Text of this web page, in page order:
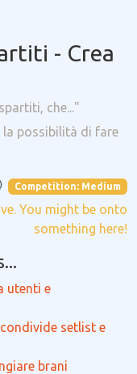
- Crea
che..."
la possibilità di fare
Competition: Medium
You might be onto
something here!
utenti e
setlist e
brani